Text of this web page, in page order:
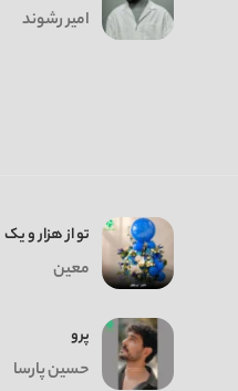
امیر رشوند
تو از هزار و یک
معین
پرو
حسین پارسا